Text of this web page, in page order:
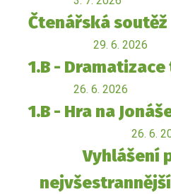
Čtenářská soutěž
29. 6. 2026
1.B -
26. 6. 2026
1.B - Hra na
26. 6.
Vyhlášení